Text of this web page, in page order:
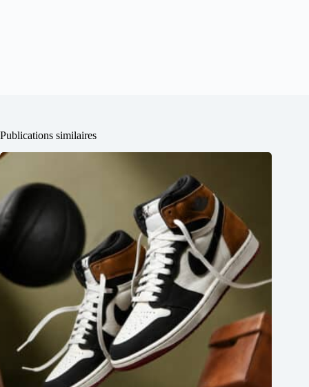
Publications similaires